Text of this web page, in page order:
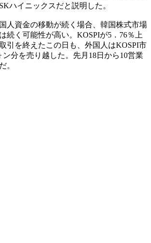
ハイニックスだと説明した。
人資金の移動が続く場合、韓国株式市場
続く可能性が高い。KOSPIが5．76％上
引を終えたこの日も、外国人はKOSPI市
ン分を売り越した。先月18日から10営業
。